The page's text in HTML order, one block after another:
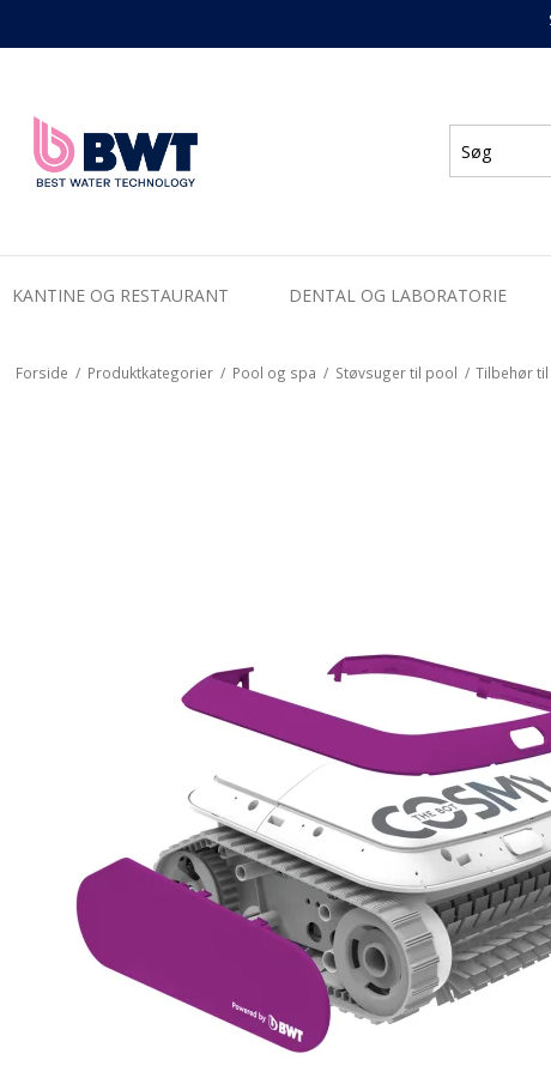
KANTINE OG RESTAURANT DENTAL OG LABORATORIE
Forside / Produktkategorier / Pool og spa / Støvsuger til pool / Tilbehør